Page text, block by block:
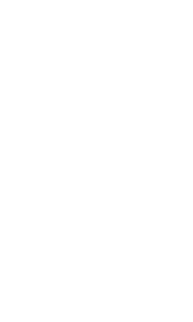
リーズ
ブ8-2-337